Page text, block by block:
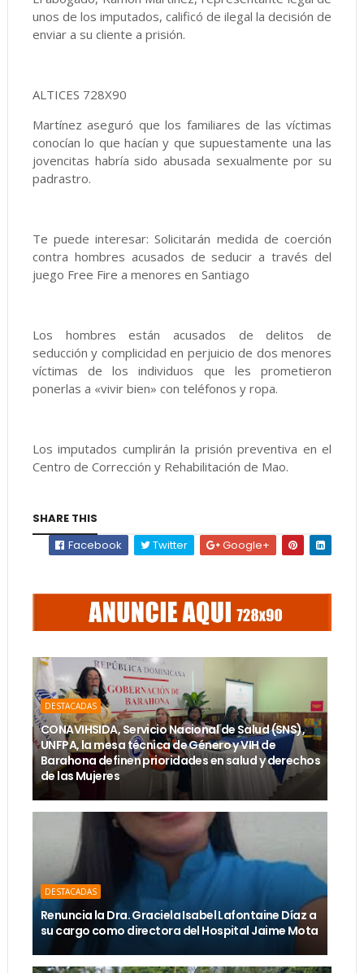
unos de los imputados, calificó de ilegal la decisión de
enviar a su cliente a prisión.
ALTICES 728X90
Martínez aseguró que los familiares de las víctimas
conocían lo que hacían y que supuestamente una las
jovencitas habría sido abusada sexualmente por su
padrastro.
Te puede interesar: Solicitarán medida de coerción
contra hombres acusados de seducir a través del
juego Free Fire a menores en Santiago
Los hombres están acusados de delitos de
seducción y complicidad en perjuicio de dos menores
víctimas de los individuos que les prometieron
ponerlas a «vivir bien» con teléfonos y ropa.
Los imputados cumplirán la prisión preventiva en el
Centro de Corrección y Rehabilitación de Mao.
SHARE THIS
Facebook
Twitter Google+
DESTACADAS
CONAVIHSIDA, Servicio Nacional de Salud (SNS),
UNFPA, la mesa técnica de Género y VIH de
Barahona definen prioridades en salud y derechos
de las Mujeres
DESTACADAS
Renuncia la Dra. Graciela Isabel Lafontaine Díaz a
su cargo como directora del Hospital Jaime Mota